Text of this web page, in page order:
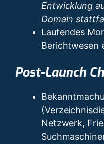
Entwicklung
Domain
Laufendes
Berichtwesen
Post-Launch
Netzwerk,